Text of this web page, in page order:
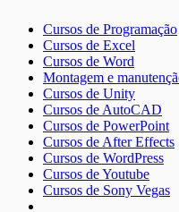
Cursos de Programação
Cursos de Excel
Cursos de Word
Montagem e
Cursos de Unity
Cursos de AutoCAD
Cursos de PowerPoint
Cursos de After Effects
Cursos de WordPress
Cursos de Youtube
Cursos de Sony Vegas